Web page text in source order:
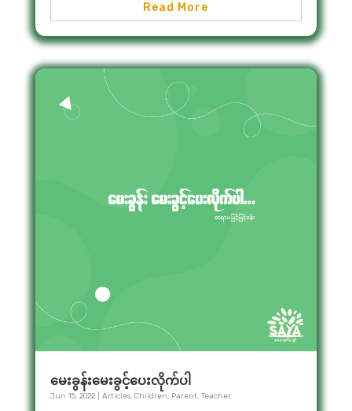
Read More
မေးခွန်းမေးခွင့်ပေးလိုက်ပါ
Jun 15, 2022| Articles, Children, Parent, Teacher